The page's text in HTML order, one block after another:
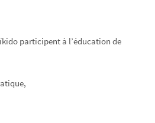
participent à l’éducation de